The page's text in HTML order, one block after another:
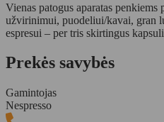
Vienas patogus aparatas
užvirinimui, puodeliui/kavai, gran
espresui – per tris skirtingus
Prekės savybės
Gamintojas
Nespresso